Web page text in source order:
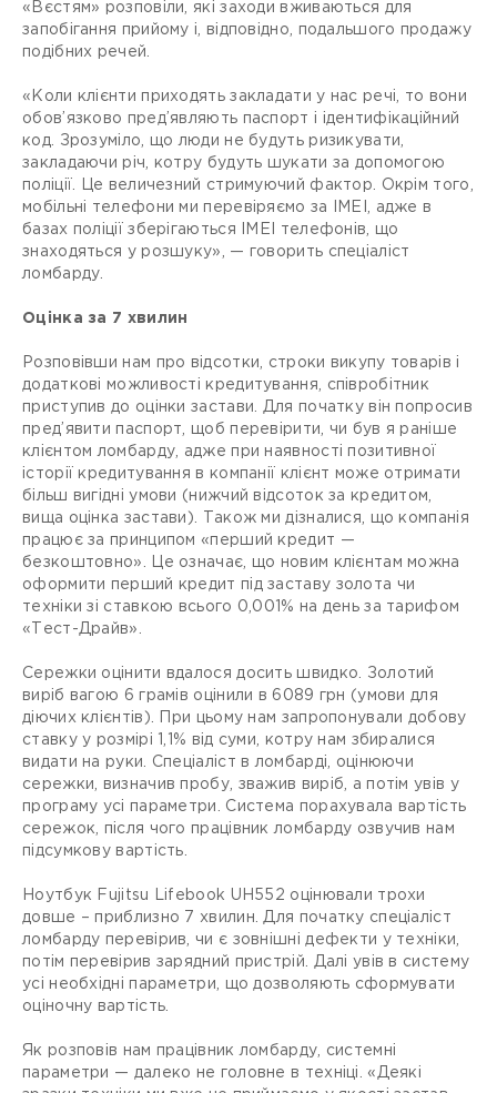
«Вєстям» розповіли, які заходи вживаються для
запобігання прийому і, відповідно, подальшого продажу
подібних речей.
«Коли клієнти приходять закладати у нас речі, то вони
обов’язково пред’являють паспорт і ідентифікаційний
код. Зрозуміло, що люди не будуть ризикувати,
закладаючи річ, котру будуть шукати за допомогою
поліції. Це величезний стримуючий фактор. Окрім того,
мобільні телефони ми перевіряємо за IMEI, адже в
базах поліції зберігаються IMEI телефонів, що
знаходяться у розшуку», — говорить спеціаліст
ломбарду.
Оцінка за 7 хвилин
Розповівши нам про відсотки, строки викупу товарів і
додаткові можливості кредитування, співробітник
приступив до оцінки застави. Для початку він попросив
пред’явити паспорт, щоб перевірити, чи був я раніше
клієнтом ломбарду, адже при наявності позитивної
історії кредитування в компанії клієнт може отримати
більш вигідні умови (нижчий відсоток за кредитом,
вища оцінка застави). Також ми дізналися, що компанія
працює за принципом «перший кредит —
безкоштовно». Це означає, що новим клієнтам можна
оформити перший кредит під заставу золота чи
техніки зі ставкою всього 0,001% на день за тарифом
«Тест-Драйв».
Сережки оцінити вдалося досить швидко. Золотий
виріб вагою 6 грамів оцінили в 6089 грн (умови для
діючих клієнтів). При цьому нам запропонували добову
ставку у розмірі 1,1% від суми, котру нам збиралися
видати на руки. Спеціаліст в ломбарді, оцінюючи
сережки, визначив пробу, зважив виріб, а потім увів у
програму усі параметри. Система порахувала вартість
сережок, після чого працівник ломбарду озвучив нам
підсумкову вартість.
Ноутбук Fujitsu Lifebook UH552 оцінювали трохи
довше – приблизно 7 хвилин. Для початку спеціаліст
ломбарду перевірив, чи є зовнішні дефекти у техніки,
потім перевірив зарядний пристрій. Далі увів в систему
усі необхідні параметри, що дозволяють сформувати
оціночну вартість.
Як розповів нам працівник ломбарду, системні
параметри — далеко не головне в техніці. «Деякі